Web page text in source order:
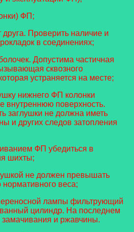
ФП;
Проверить наличие и
в соединениях;
Допустима частичная
сквозного
устраняется на месте;
нижнего ФП колонки
внутреннюю поверхность.
заглушки не должна иметь
и других следов затопления
ФП убедиться в
шихты;
не должен превышать
нормативного веса;
лампы фильтрующий
цилиндр. На последнем
и ржавчины.